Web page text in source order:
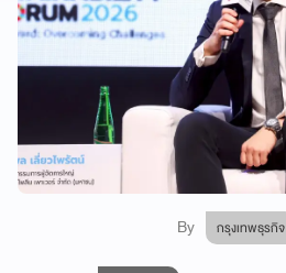
By กรุงเทพธุรกิจ